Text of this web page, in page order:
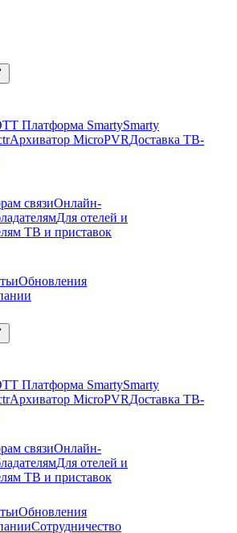
Платформа SmartySmarty
Архиватор MicroPVRДоставка ТВ-
связиОнлайн-
Для отелей и
ТВ и приставок
Обновления
Платформа SmartySmarty
Архиватор MicroPVRДоставка ТВ-
связиОнлайн-
Для отелей и
ТВ и приставок
Обновления
Сотрудничество